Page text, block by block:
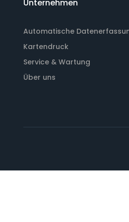
Unternehmen
Automatische
Kartendruck
Service & Wartung
Über uns